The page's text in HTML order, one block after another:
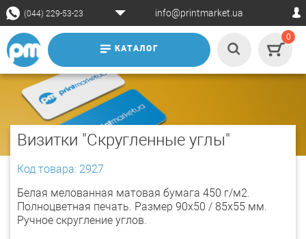
(044) 229-53-23 info@printmarket.ua
КАТАЛОГ
0
Визитки "Скругленные углы"
Код товара: 2927
Белая мелованная матовая бумага 450 г/м2.
Полноцветная печать. Размер 90х50 / 85х55 мм.
Ручное скругление углов.